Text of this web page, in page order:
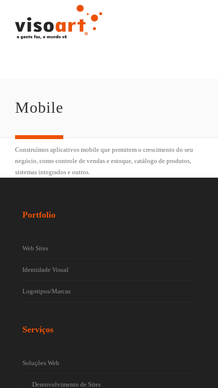
Mobile
Construímos aplicativos mobile que permitem o crescimento do seu
negócio, como controle de vendas e estoque, catálogo de produtos,
sistemas integrados e outros.
Portfolio
Web Sites
Identidade Visual
Logotipos/Marcas
Serviços
Soluções Web
Desenvolvimento de Sites